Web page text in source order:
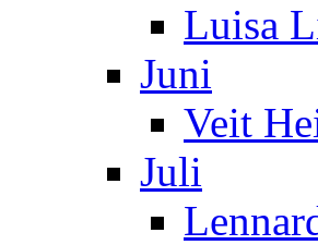
Luisa
Juni
Veit
Juli